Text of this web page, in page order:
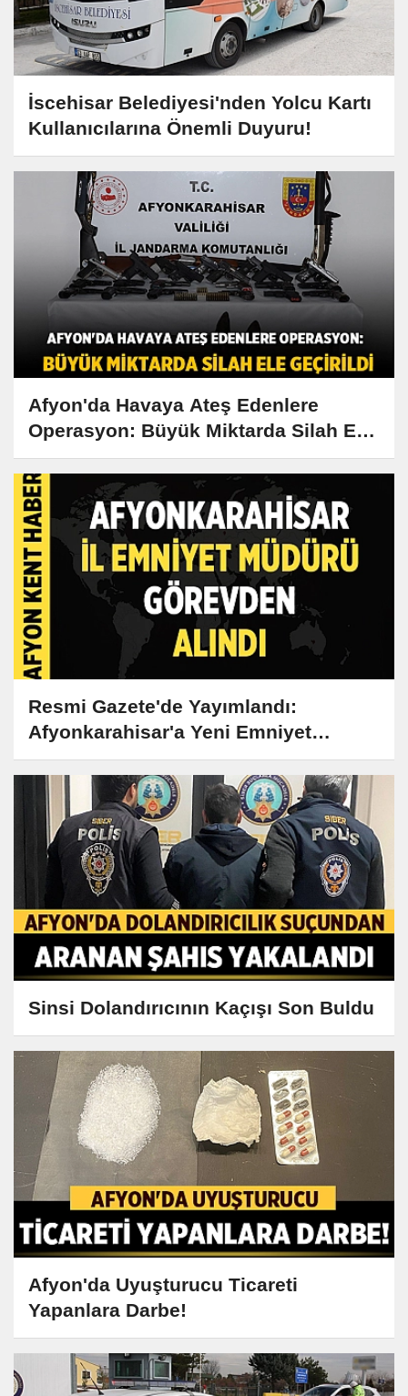
İscehisar Belediyesi'nden Yolcu Kartı
Kullanıcılarına Önemli Duyuru!
Afyon'da Havaya Ateş Edenlere
Operasyon: Büyük Miktarda Silah Ele
Geçirildi
Resmi Gazete'de Yayımlandı:
Afyonkarahisar'a Yeni Emniyet
Müdürü Atandı
Sinsi Dolandırıcının Kaçışı Son Buldu
Afyon'da Uyuşturucu Ticareti
Yapanlara Darbe!